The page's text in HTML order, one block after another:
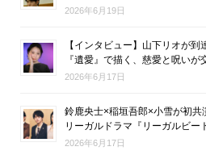
2026年6月19日
【インタビュー】山下リオが
『遺愛』で描く、慈愛と呪い
2026年6月17日
鈴鹿央士×稲垣吾郎×小雪が初
リーガルドラマ『リーガルビー
2026年6月17日